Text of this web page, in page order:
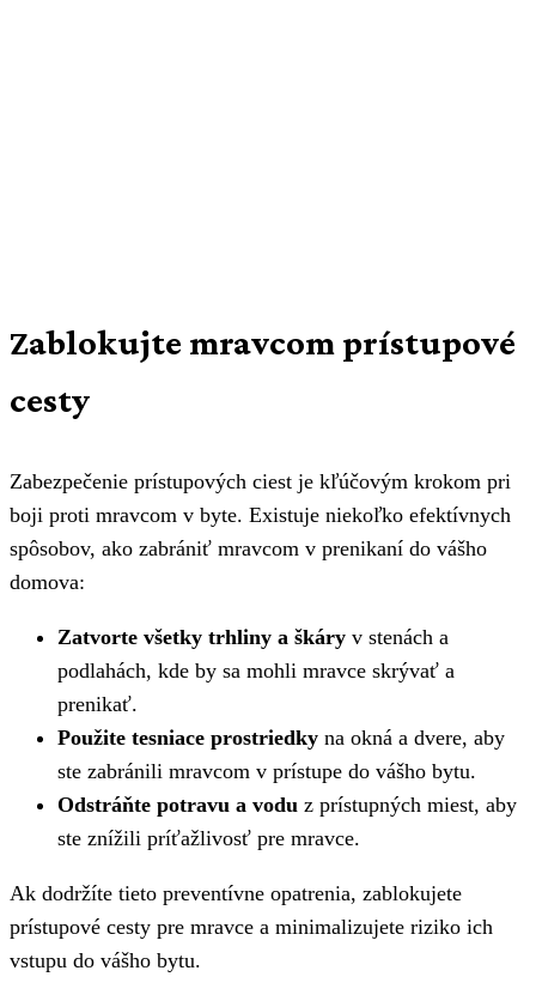
Zablokujte mravcom prístupové
cesty
Zabezpečenie prístupových ciest je kľúčovým krokom pri
boji proti mravcom v byte. Existuje niekoľko efektívnych
spôsobov, ako zabrániť mravcom v prenikaní do vášho
domova:
Zatvorte všetky trhliny a škáry v stenách a
podlahách, kde by sa mohli mravce skrývať a
prenikať.
Použite tesniace prostriedky na okná a dvere, aby
ste zabránili mravcom v prístupe do vášho bytu.
Odstráňte potravu a vodu z prístupných miest, aby
ste znížili príťažlivosť pre mravce.
Ak dodržíte tieto preventívne opatrenia, zablokujete
prístupové cesty pre mravce a minimalizujete riziko ich
vstupu do vášho bytu.